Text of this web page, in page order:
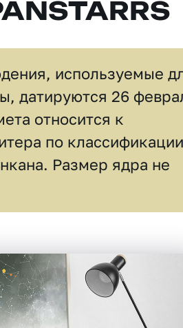
используемые
датируются 26
относится к
по классификации
Размер ядра не